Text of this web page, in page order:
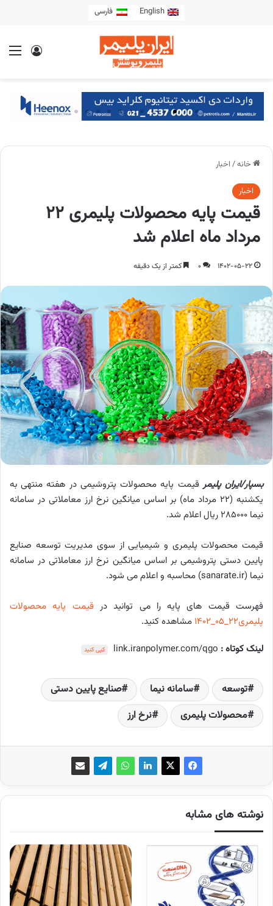
English فارسی
خانه/ اخبار
اخبار
قیمت پایه محصولات پلیمری 22
مرداد ماه اعلام شد
1402-05-22
0 کمتر از یک دقیقه
بسپار/ایران پلیمر قیمت پایه محصولات پتروشیمی در هفته منتهی به
یکشنبه (22 مرداد ماه) بر اساس میانگین نرخ ارز معاملاتی در سامانه
نیما 285000 ریال اعلام شد.
قیمت محصولات پلیمری و شیمیایی از سوی مدیریت توسعه صنایع
پایین دستی پتروشیمی بر اساس میانگین نرخ ارز معاملاتی در سامانه
نیما (sanarate.ir) محاسبه و اعلام می شود.
فهرست قیمت های پایه را می توانید در قیمت پایه محصولات
پلیمری22_05_1402
مشاهده کنید.
لینک کوتاه : link.iranpolymer.com/qgo کپی کنید
توسعه‌ سامانه نیما
صنایع پایین دستی
محصولات پلیمری
نرخ ارز
نوشته های مشابه